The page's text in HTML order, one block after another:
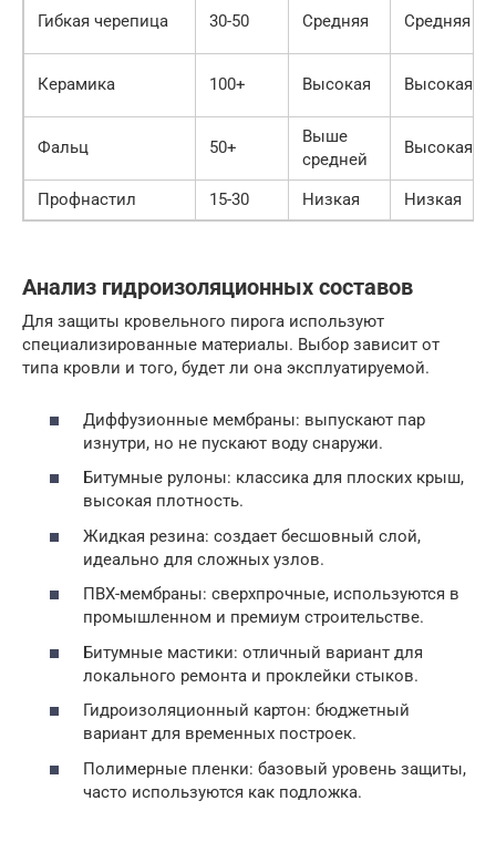
Гибкая черепица 30-50 Средняя Средняя
Керамика 100+ Высокая Высокая
Фальц 50+
Выше
средней
Высокая
Профнастил 15-30 Низкая Низкая
Анализ гидроизоляционных составов
Для защиты кровельного пирога используют
специализированные материалы. Выбор зависит от
типа кровли и того, будет ли она эксплуатируемой.
Диффузионные мембраны: выпускают пар
изнутри, но не пускают воду снаружи.
Битумные рулоны: классика для плоских крыш,
высокая плотность.
Жидкая резина: создает бесшовный слой,
идеально для сложных узлов.
ПВХ-мембраны: сверхпрочные, используются в
промышленном и премиум строительстве.
Битумные мастики: отличный вариант для
локального ремонта и проклейки стыков.
Гидроизоляционный картон: бюджетный
вариант для временных построек.
Полимерные пленки: базовый уровень защиты,
часто используются как подложка.